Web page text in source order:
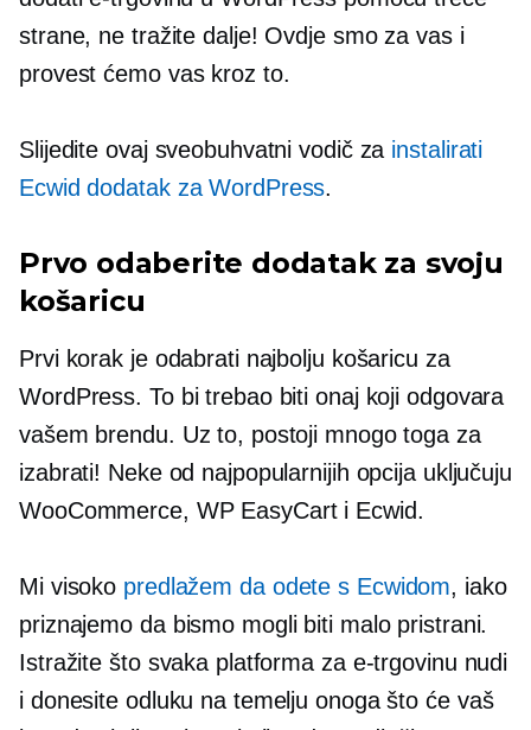
strane, ne tražite dalje! Ovdje smo za vas i
provest ćemo vas kroz to.
Slijedite ovaj sveobuhvatni vodič za instalirati
Ecwid dodatak za WordPress.
Prvo odaberite dodatak za svoju
košaricu
Prvi korak je odabrati najbolju košaricu za
WordPress. To bi trebao biti onaj koji odgovara
vašem brendu. Uz to, postoji mnogo toga za
izabrati! Neke od najpopularnijih opcija uključuju
WooCommerce, WP EasyCart i Ecwid.
Mi visoko predlažem da odete s Ecwidom, iako
priznajemo da bismo mogli biti malo pristrani.
Istražite što svaka platforma za e-trgovinu nudi
i donesite odluku na temelju onoga što će vaš